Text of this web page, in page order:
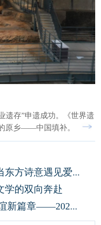
遗存”申遗成功。《世界遗
原乡——中国填补。
东方诗意遇见爱...
学的双向奔赴
新篇章——202...